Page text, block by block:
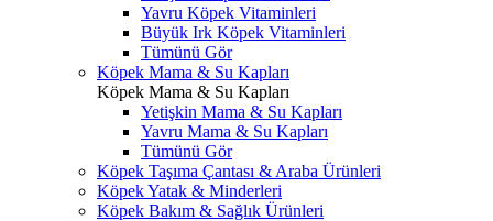
Yavru Köpek Vitaminleri
Büyük Irk Köpek Vitaminleri
Tümünü Gör
Köpek Mama & Su Kapları
Köpek Mama & Su Kapları
Yetişkin Mama & Su Kapları
Yavru Mama & Su Kapları
Tümünü Gör
Köpek Taşıma Çantası & Araba Ürünleri
Köpek Yatak & Minderleri
Köpek Bakım & Sağlık Ürünleri